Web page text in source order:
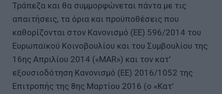
Τράπεζα και θα συμμορφώνεται πάντα με τις
απαιτήσεις, τα όρια και προϋποθέσεις που
καθορίζονται στον Κανονισμό (ΕΕ) 596/2014 του
Ευρωπαϊκού Κοινοβουλίου και του Συμβουλίου της
16ης Απριλίου 2014 («MAR») και τον κατ’
εξουσιοδότηση Κανονισμό (ΕΕ) 2016/1052 της
Επιτροπής της 8ης Μαρτίου 2016 (ο «Κατ’